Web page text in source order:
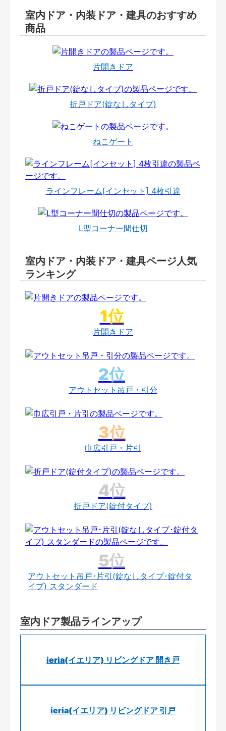
室内ドア・内装ドア・建具のおすすめ
商品
片開きドア
折戸ドア(錠なしタイプ)
ねこゲート
ラインフレーム[インセット] 4枚引違
L型コーナー間仕切
室内ドア・内装ドア・建具ページ人気
ランキング
片開きドア
アウトセット吊戸・引分
巾広引戸・片引
折戸ドア(錠付タイプ)
アウトセット吊戸･片引(錠なしタイプ･錠付タ
イプ) スタンダード
室内ドア製品ラインアップ
ieria(イエリア) リビングドア 開き戸
ieria(イエリア) リビングドア 引戸